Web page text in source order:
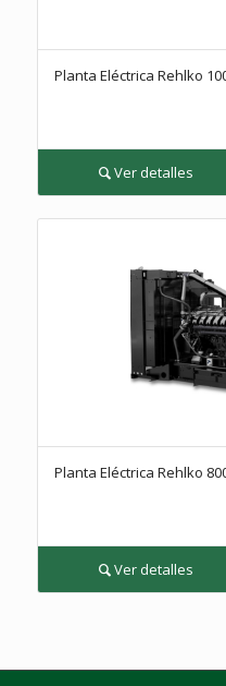
Planta Eléctrica Rehlko
Ver detalles
Planta Eléctrica Rehlko
Ver detalles